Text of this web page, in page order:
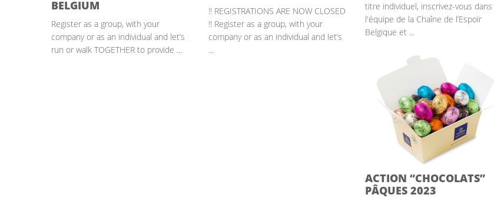
BELGIUM
Register as a group, with your
company or as an individual and let’s
run or walk TOGETHER to provide ...
!! REGISTRATIONS ARE NOW CLOSED
!! Register as a group, with your
company or as an individual and let’s
...
titre individuel, inscrivez-vous dans
l'équipe de la Chaîne de l’Espoir
Belgique et ...
ACTION “CHOCOLATS”
PÂQUES 2023